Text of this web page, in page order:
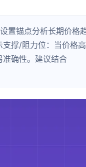
置锚点分析长期价格
撑/阻力位：当价格高
确性。建议结合